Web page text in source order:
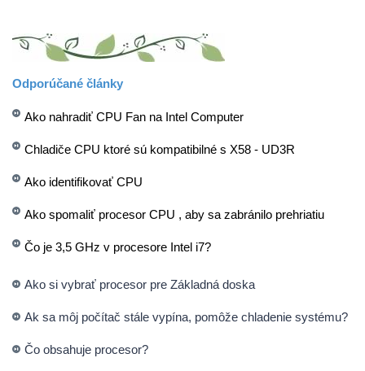
Odporúčané články
Ako nahradiť CPU Fan na Intel Computer
Chladiče CPU ktoré sú kompatibilné s X58 - UD3R
Ako identifikovať CPU
Ako spomaliť procesor CPU , aby sa zabránilo prehriatiu
Čo je 3,5 GHz v procesore Intel i7?
Ako si vybrať procesor pre Základná doska
Ak sa môj počítač stále vypína, pomôže chladenie systému?
Čo obsahuje procesor?